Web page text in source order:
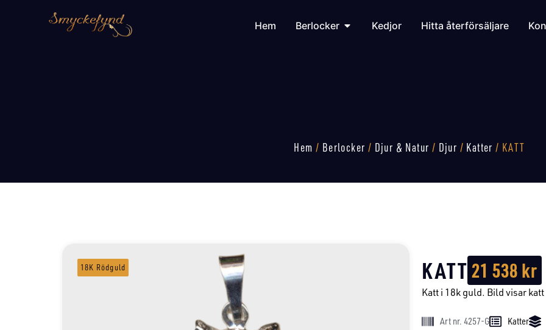
Hem Berlocker Kedjor Hitta återförsäljare
Hem / Berlocker / Djur & Natur / Djur / Katter / KATT
18K Rödguld KATT21 538kr
Katt i 18k guld. Bild visar
Art nr. 4257-G Katter